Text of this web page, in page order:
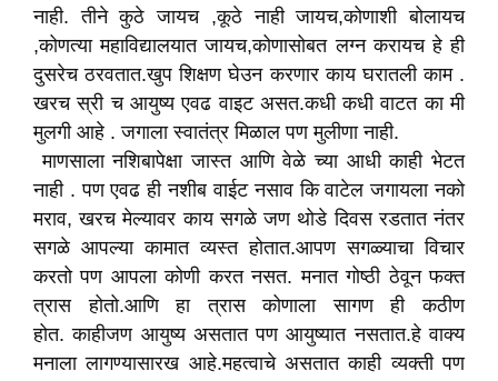
नाही. तीने कुठे जायच ,कूठे नाही जायच,कोणाशी बोलायच
,कोणत्या महाविद्यालयात जायच,कोणासोबत लग्न करायच हे ही
दुसरेच ठरवतात.खुप शिक्षण घेउन करणार काय घरातली काम .
खरच स्री च आयुष्य एवढ वाइट असत.कधी कधी वाटत का मी
मुलगी आहे . जगाला स्वातंत्र मिळाल पण मुलीणा नाही.
माणसाला नशिबापेक्षा जास्त आणि वेळे च्या आधी काही भेटत
नाही . पण एवढ ही नशीब वाईट नसाव कि वाटेल जगायला नको
मराव, खरच मेल्यावर काय सगळे जण थोडे दिवस रडतात नंतर
सगळे आपल्या कामात व्यस्त होतात.आपण सगळ्याचा विचार
करतो पण आपला कोणी करत नसत. मनात गोष्ठी ठेवून फक्त
त्रास होतो.आणि हा त्रास कोणाला सागण ही कठीण
होत. काहीजण आयुष्य असतात पण आयुष्यात नसतात.हे वाक्य
मनाला लागण्यासारख आहे.महत्वाचे असतात काही व्यक्ती पण